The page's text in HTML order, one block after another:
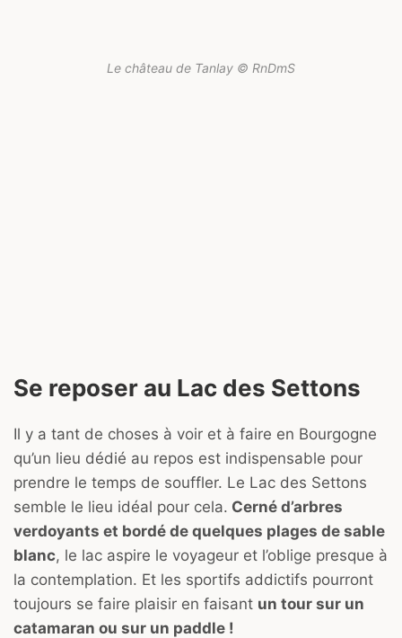
Le château de Tanlay © RnDmS
Se reposer au Lac des Settons
Il y a tant de choses à voir et à faire en Bourgogne
qu’un lieu dédié au repos est indispensable pour
prendre le temps de souffler. Le Lac des Settons
semble le lieu idéal pour cela. Cerné d’arbres
verdoyants et bordé de quelques plages de sable
blanc, le lac aspire le voyageur et l’oblige presque à
la contemplation. Et les sportifs addictifs pourront
toujours se faire plaisir en faisant un tour sur un
catamaran ou sur un paddle !